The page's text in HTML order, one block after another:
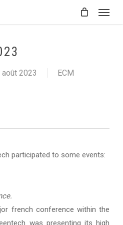
août 2023
ECM
participated to some events:
french conference within the
was presenting its high